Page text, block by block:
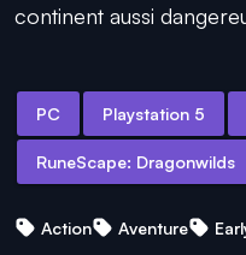
continent aussi
PC Playstation 5
RuneScape: Dragonwilds
Action Aventure